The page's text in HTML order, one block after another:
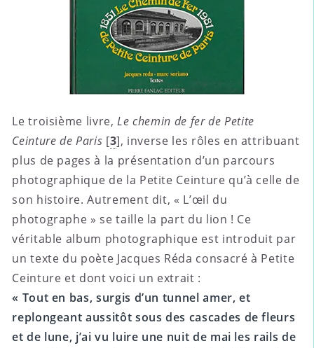
Le troisième livre,Le chemin de fer de Petite
Ceinture de Paris [3], inverse les rôles en attribuant
plus de pages à la présentation d’un parcours
photographique de la Petite Ceinture qu’à celle de
son histoire. Autrement dit, « L’œil du
photographe » se taille la part du lion ! Ce
véritable album photographique est introduit par
un texte du poète Jacques Réda consacré à Petite
Ceinture et dont voici un extrait :
« Tout en bas, surgis d’un tunnel amer, et
replongeant aussitôt sous des cascades de fleurs
et de lune, j’ai vu luire une nuit de mai les rails de